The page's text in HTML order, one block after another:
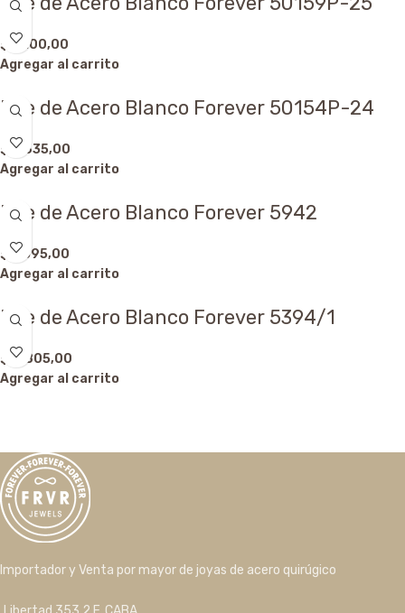
$ 3.100,00
Agregar al carrito
Dije de Acero Blanco Forever 50154P-24
$ 2.635,00
Agregar al carrito
Dije de Acero Blanco Forever 5942
$ 7.595,00
Agregar al carrito
Dije de Acero Blanco Forever 5394/1
$ 4.805,00
Agregar al carrito
Importador y Venta por mayor de joyas de acero quirúgico